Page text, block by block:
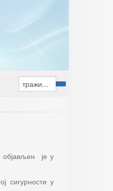
објављен је у
сигурности у